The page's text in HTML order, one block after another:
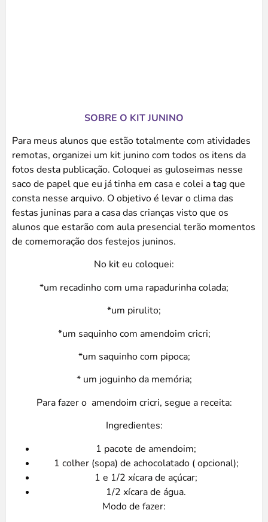
SOBRE O KIT JUNINO
Para meus alunos que estão totalmente com atividades
remotas, organizei um kit junino com todos os itens da
fotos desta publicação. Coloquei as guloseimas nesse
saco de papel que eu já tinha em casa e colei a tag que
consta nesse arquivo. O objetivo é levar o clima das
festas juninas para a casa das crianças visto que os
alunos que estarão com aula presencial terão momentos
de comemoração dos festejos juninos.
No kit eu coloquei:
*um recadinho com uma rapadurinha colada;
*um pirulito;
*um saquinho com amendoim cricri;
*um saquinho com pipoca;
* um joguinho da memória;
Para fazer o amendoim cricri, segue a receita:
Ingredientes:
1 pacote de amendoim;
1 colher (sopa) de achocolatado ( opcional);
1 e 1/2 xícara de açúcar;
1/2 xícara de água.
Modo de fazer: